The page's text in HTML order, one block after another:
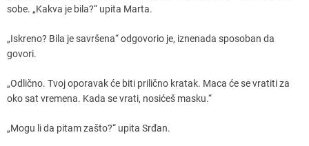
sobe. „Kakva je bila?“ upita Marta.
„Iskreno? Bila je savršena“ odgovorio je, iznenada sposoban da
govori.
„Odlično. Tvoj oporavak će biti prilično kratak. Maca će se vratiti za
oko sat vremena. Kada se vrati, nosićeš masku.“
„Mogu li da pitam zašto?“ upita Srđan.